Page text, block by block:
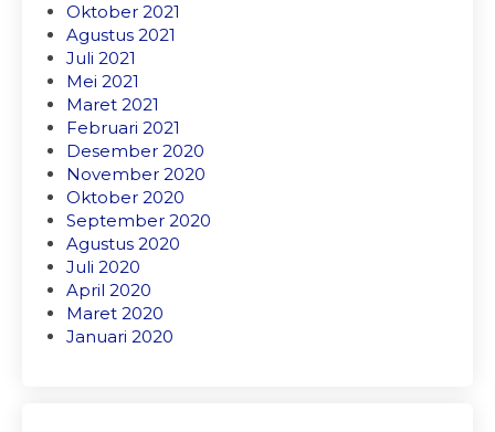
Oktober 2021
Agustus 2021
Juli 2021
Mei 2021
Maret 2021
Februari 2021
Desember 2020
November 2020
Oktober 2020
September 2020
Agustus 2020
Juli 2020
April 2020
Maret 2020
Januari 2020